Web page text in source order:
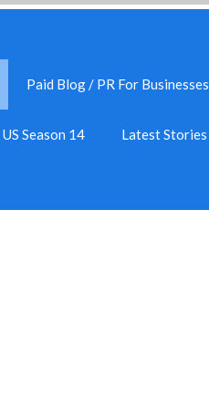
Paid Blog / PR For Businesses
Season 14 Latest Stories